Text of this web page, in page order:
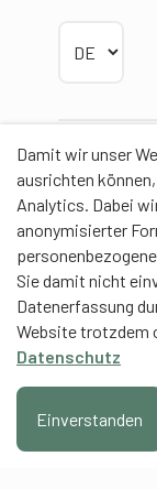
Damit wir unser
ausrichten
Analytics. Dabei
anonymisierter
Sie damit nicht
Datenerfassung
Website trotzdem
Datenschutz
Einverstanden
Partner
EHSM